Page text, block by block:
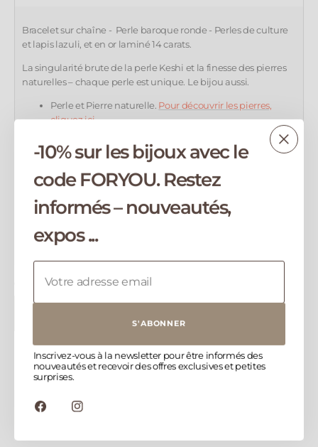
-10% sur les bijoux avec le
code FORYOU. Restez
informés – nouveautés,
expos ...
S'ABONNER
Inscrivez-vous à la newsletter pour être informés des
nouveautés et recevoir des offres exclusives et petites
surprises.
FacebookInstagram
Bracelet sur chaîne - Perle baroque ronde - Perles de culture
et lapis lazuli, et en or laminé 14 carats.
La singularité brute de la perle Keshi et la finesse des pierres
naturelles – chaque perle est unique. Le bijou aussi.
Perle et Pierre naturelle. Pour découvrir les pierres,
cliquez ici.
Chaque bijou est fabriqué à la main dans mon
atelier en Corse, garantissant une pièce unique
MATIÈRE
QUANTITÉ :
quantité
pour
Bracelet
Lazuli
Lazuli